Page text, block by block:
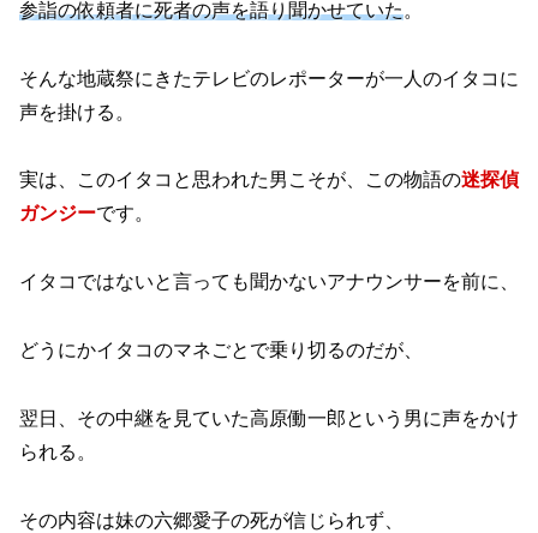
参詣の依頼者に死者の声を語り聞かせていた。
そんな地蔵祭にきたテレビのレポーターが一人のイタコに
声を掛ける。
実は、このイタコと思われた男こそが、この物語の迷探偵
ガンジーです。
イタコではないと言っても聞かないアナウンサーを前に、
どうにかイタコのマネごとで乗り切るのだが、
翌日、その中継を見ていた高原働一郎という男に声をかけ
られる。
その内容は妹の六郷愛子の死が信じられず、